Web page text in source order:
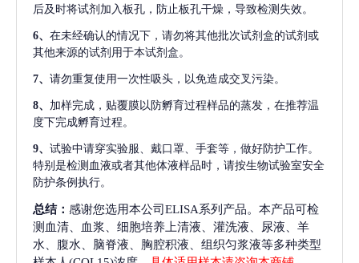
后及时将试剂加入板孔，防止板孔干燥，导致检测失效。
6、 在未经确认的情况下，请勿将其他批次试剂盒的试剂或
其他来源的试剂用于本试剂盒。
7、 请勿重复使用一次性吸头，以免造成交叉污染。
8、 加样完成，贴覆膜以防孵育过程样品的蒸发，在推荐温
度下完成孵育过程。
9、 试验中请穿实验服、戴口罩、手套等，做好防护工作。
特别是检测血液或者其他体液样品时，请按生物试验室安全
防护条例执行。
总结： 感谢您选用本公司ELISA系列产品。本产品可检
测血清、血浆、细胞培养上清液、灌洗液、尿液、羊
水、腹水、脑脊液、胸腔积液、组织匀浆液等多种类型